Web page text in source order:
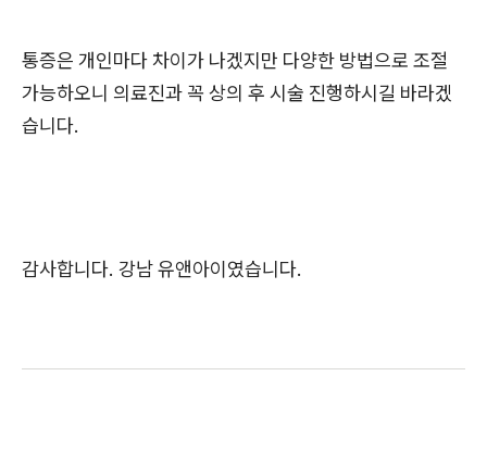
통증은 개인마다 차이가 나겠지만 다양한 방법으로 조절
가능하오니 의료진과 꼭 상의 후 시술 진행하시길 바라겠
습니다.
감사합니다. 강남 유앤아이였습니다.